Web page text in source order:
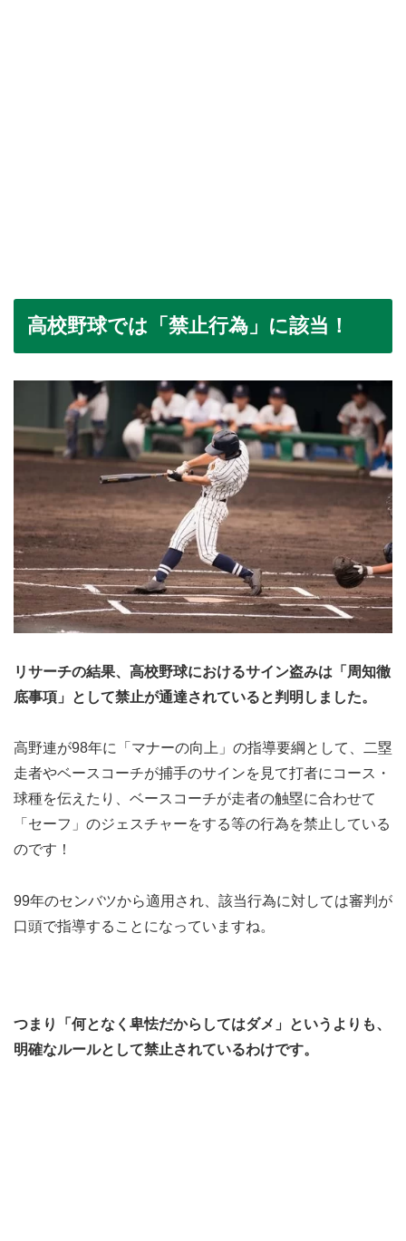
高校野球では「禁止行為」に該当！
リサーチの結果、高校野球におけるサイン盗みは「周知徹
底事項」として禁止が通達されていると判明しました。
高野連が98年に「マナーの向上」の指導要綱として、二塁
走者やベースコーチが捕手のサインを見て打者にコース・
球種を伝えたり、ベースコーチが走者の触塁に合わせて
「セーフ」のジェスチャーをする等の行為を禁止している
のです！
99年のセンバツから適用され、該当行為に対しては審判が
口頭で指導することになっていますね。
つまり「何となく卑怯だからしてはダメ」というよりも、
明確なルールとして禁止されているわけです。